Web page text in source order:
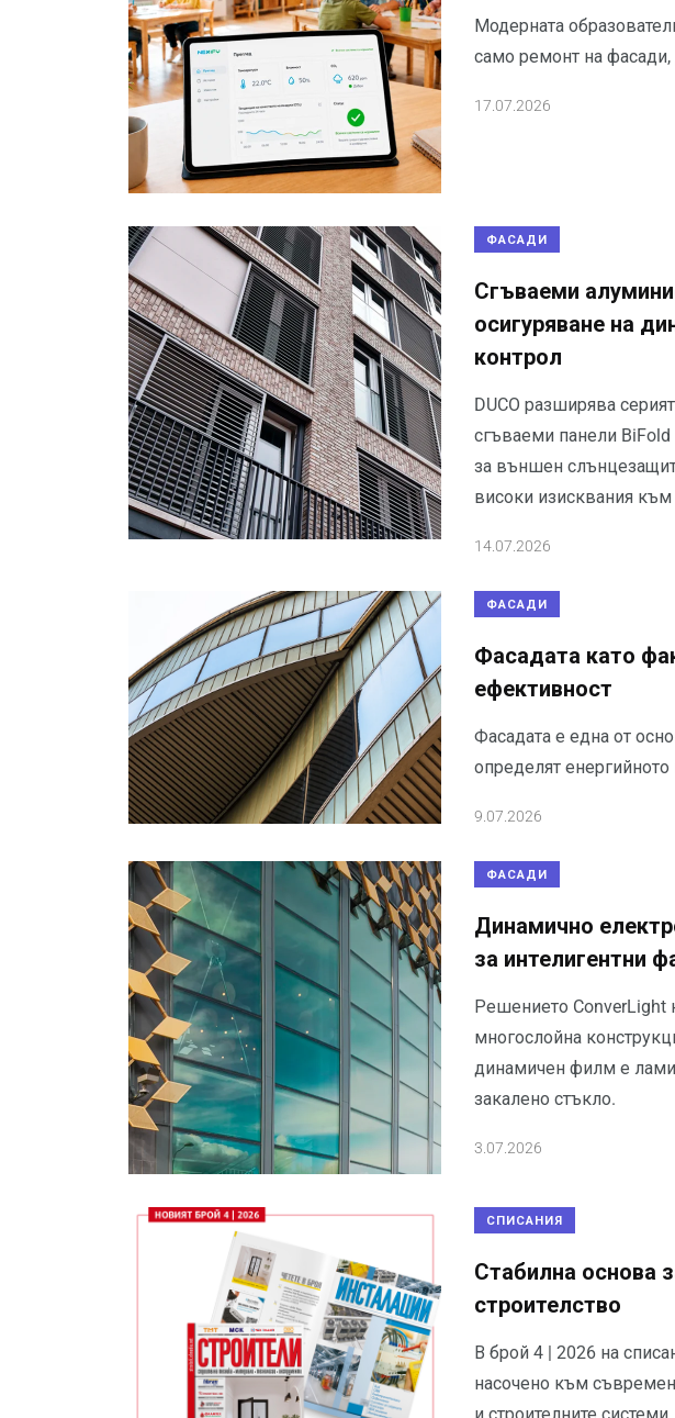
Модерната
само ремонт на
17.07.2026
ФАСАДИ
Сгъваеми
осигуряване на
контрол
DUCO разширява
сгъваеми панели
за външен
високи изисквания
14.07.2026
ФАСАДИ
Фасадата като
ефективност
Фасадата е една от
определят
9.07.2026
ФАСАДИ
Динамично
за интелигентни
Решението ConverLight
многослойна
динамичен филм е
закалено стъкло.
3.07.2026
СПИСАНИЯ
Стабилна основа
строителство
В брой 4 | 2026 на
насочено към